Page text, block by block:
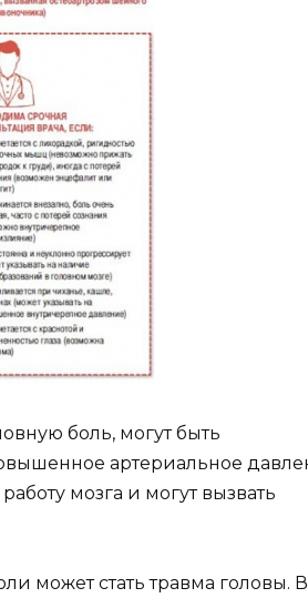
боль, могут быть
артериальное
мозга и могут вызвать
может стать травма головы. В